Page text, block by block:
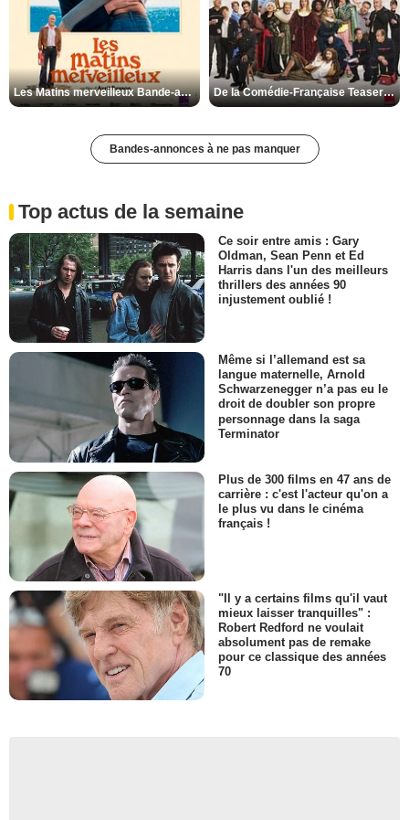
Les Matins merveilleux Bande-annonce VF De la Comédie-Française Teaser VF
Bandes-annonces à ne pas manquer
Top actus de la semaine
Ce soir entre amis : Gary
Oldman, Sean Penn et Ed
Harris dans l'un des meilleurs
thrillers des années 90
injustement oublié !
Même si l’allemand est sa
langue maternelle, Arnold
Schwarzenegger n’a pas eu le
droit de doubler son propre
personnage dans la saga
Terminator
Plus de 300 films en 47 ans de
carrière : c'est l'acteur qu'on a
le plus vu dans le cinéma
français !
"Il y a certains films qu'il vaut
mieux laisser tranquilles" :
Robert Redford ne voulait
absolument pas de remake
pour ce classique des années
70